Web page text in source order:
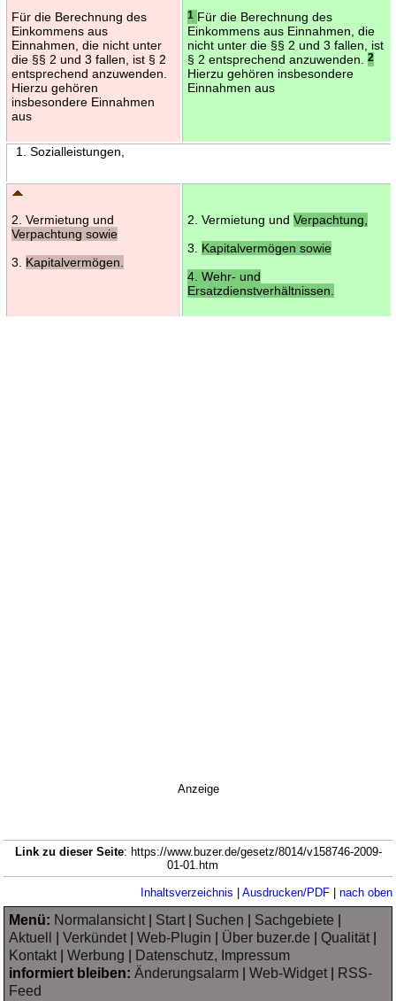
Für die Berechnung des
Einkommens aus
Einnahmen, die nicht unter
die §§ 2 und 3 fallen, ist § 2
entsprechend anzuwenden.
Hierzu gehören
insbesondere Einnahmen
aus
1 Für die Berechnung des
Einkommens aus Einnahmen, die
nicht unter die §§ 2 und 3 fallen, ist
§ 2 entsprechend anzuwenden.
2
Hierzu gehören insbesondere
Einnahmen aus
1. Sozialleistungen,
2. Vermietung und
Verpachtung sowie
3. Kapitalvermögen.
2. Vermietung und Verpachtung,
3. Kapitalvermögen sowie
4. Wehr- und
Ersatzdienstverhältnissen.
Anzeige
Link zu dieser Seite: https://www.buzer.de/gesetz/8014/v158746-2009-
01-01.htm
Inhaltsverzeichnis | Ausdrucken/PDF| nach oben
Menü: Normalansicht| Start| Suchen Sachgebiete
Aktuell
|Verkündet|Web-Plugin Über buzer.de |Qualität|
Kontakt|Werbung
Datenschutz, Impressum
informiert bleiben: Änderungsalarm |Web-Widget|
RSS-
Feed